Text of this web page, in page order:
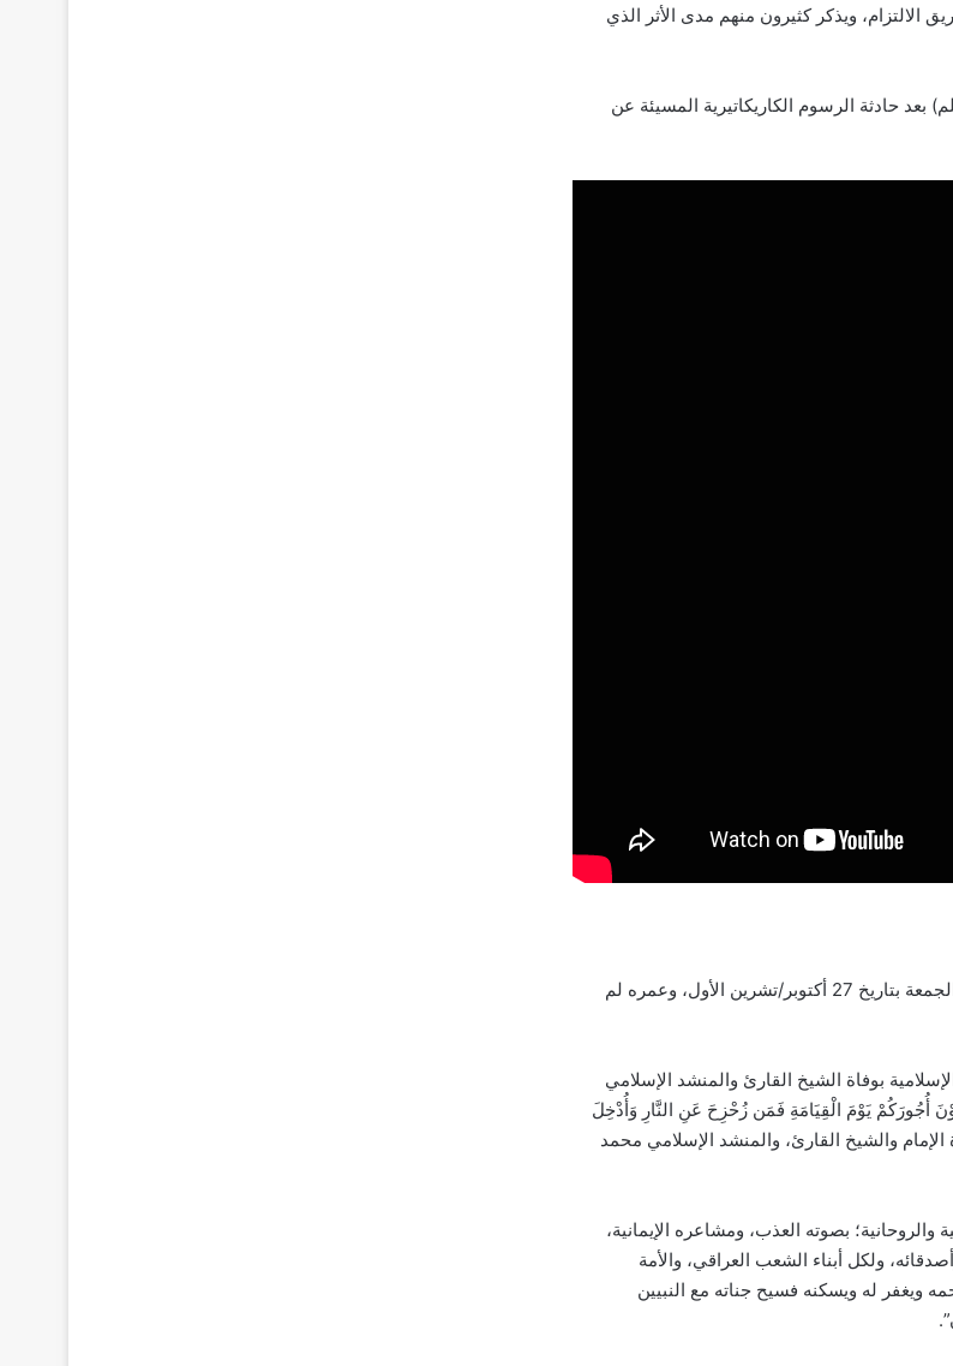
الالتزام، ويذكر كثيرون منهم مدى الأثر الذي
بعد حادثة الرسوم الكاريكاتيرية المسيئة عن
إثر إصابته بنوبة قلبية توفي محمد العزاوي في العاصمة البغدادية العراق يوم الجمعة بتاريخ 27 أكتوبر/تشرين الأول، وعمره لم
بوفاة الشيخ القارئ والمنشد الإسلامي
أُجُورَكُمْ يَوْمَ الْقِيَامَةِ فَمَن زُحْزِحَ عَنِ النَّارِ وَأُدْخِلَ
الإمام والشيخ القارئ، والمنشد الإسلامي محمد
والروحانية؛ بصوته العذب، ومشاعره الإيمانية،
ولكل أبناء الشعب العراقي، والأمة
ويغفر له ويسكنه فسيح جناته مع النبيين